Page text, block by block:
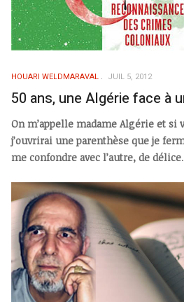
HOUARI WELDMARAVAL JUIL 5, 2012
50 ans, une Algérie face à
On m’appelle madame Algérie et si
j’ouvrirai une parenthèse que je
me confondre avec l’autre, de délice